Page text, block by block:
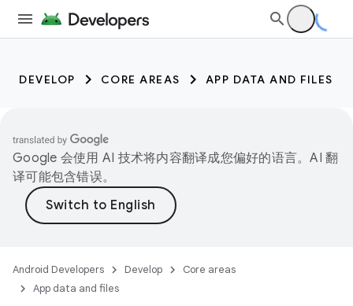
DEVELOP CORE AREAS APP DATA AND FILES
Google 会使用 AI 技术将内容翻译成您偏好的语言。AI 翻
译可能包含错误。
Android Developers Develop
Core areas
App data and files